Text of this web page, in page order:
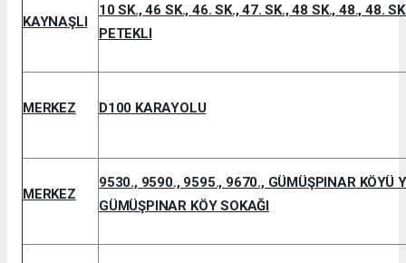
KAYNAŞLI
10 SK., 46 SK., 46. SK., 47. SK., 48 SK., 48., 48.
PETEKLI
MERKEZ D100 KARAYOLU
MERKEZ
9530., 9590., 9595., 9670., GÜMÜŞPINAR KÖYÜ
GÜMÜŞPINAR KÖY SOKAĞI